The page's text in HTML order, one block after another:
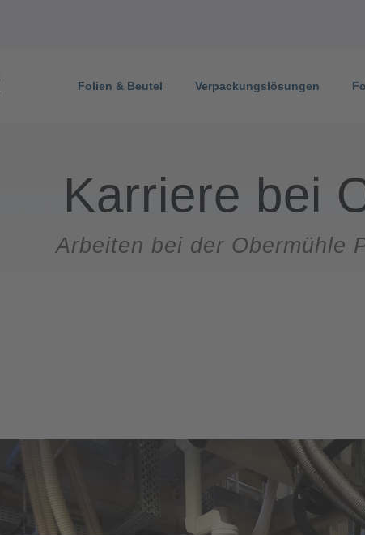
Folien & Beutel Verpackungslösungen
Karriere bei
Arbeiten bei der Obermühle